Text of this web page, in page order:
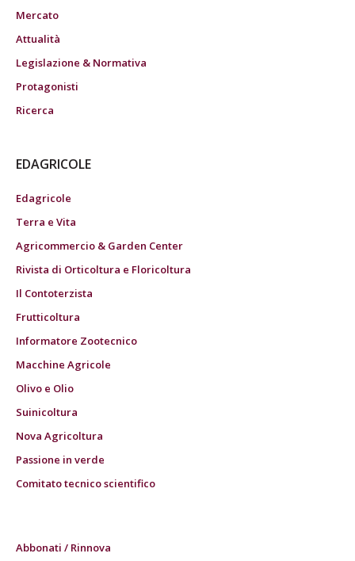
Mercato
Attualità
Legislazione & Normativa
Protagonisti
Ricerca
EDAGRICOLE
Edagricole
Terra e Vita
Agricommercio & Garden Center
Rivista di Orticoltura e Floricoltura
Il Contoterzista
Frutticoltura
Informatore Zootecnico
Macchine Agricole
Olivo e Olio
Suinicoltura
Nova Agricoltura
Passione in verde
Comitato tecnico scientifico
Abbonati / Rinnova